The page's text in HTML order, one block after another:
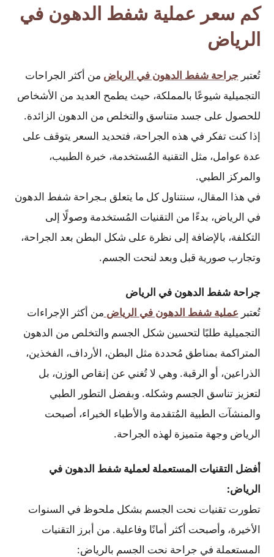
كم سعر عملية شفط الدهون في
الرياض
تُعتبر جراحة شفط الدهون في الرياض من أكثر الجراحات
التجميلية شيوعًا بالمملكة، حيث يطمح العديد من الأشخاص
للحصول على جسد متناسق والتخلص من الدهون الزائدة.
إذا كنت تفكر في هذه الجراحة، فتحديد السعر يتوقف على
عدة عوامل، مثل التقنية المُستخدمة، خبرة الطبيب،
والمركز الطبي.
في هذا المقال، سنتناول كل ما يتعلق بـجراحة شفط الدهون
في الرياض، بدءًا من التقنيات المُستخدمة وصولًا إلى
التكلفة، بالإضافة إلى نظرة على شكل البطن بعد الجراحة،
وتجارب صورية قبل وبعد لنحت الجسم.
جراحة شفط الدهون في الرياض
تُعتبرعملية شفط الدهون في الرياض من أكثر الإجراءات
التجميلية طلبًا لتحسين شكل الجسم والتخلص من الدهون
المتراكمة بمناطق مُحددة مثل البطن، الأرداف، الفخذين،
الذراعين، أو الرقبة. وهي لا تُغني عن إنقاص الوزن، بل
لتعزيز تناسق الجسم وشكله. وبفضل التطور الطبي
والمنشآت الطبية المُتقدمة والأطباء الخبراء، أصبحت
الرياض وجهة متميزة لهذه الجراحة.
أفضل التقنيات المستعملة لعملية شفط الدهون في
الرياض:
تطورت تقنيات نحت الجسم بشكل ملحوظ في السنوات
الأخيرة، وأصبحت أكثر أمانًا وفاعلية. من أبرز التقنيات
المستعملة في جراحة نحت الجسم بالرياض: